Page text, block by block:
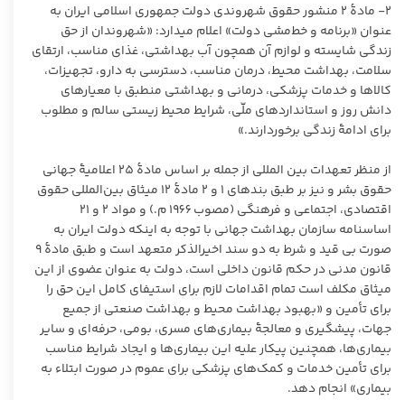
٢- مادۀ ٢ منشور حقوق شهروندی دولت جمهوری اسلامی ایران به
‏عنوان «برنامه و خط‌مشی دولت» اعلام می‏دارد: «شهروندان از حق
زندگی شایسته و لوازم آن همچون آب بهداشتی، غذای مناسب، ارتقای
سلامت، بهداشت محیط، درمان مناسب، دسترسی به دارو، تجهیزات،
کالاها و خدمات پزشکی، درمانی و بهداشتی منطبق با معیارهای
دانش روز و استانداردهای ملّی، شرایط محیط زیستی سالم و مطلوب
برای ادامۀ زندگی برخوردارند.»
از منظر تعهدات بین ‏المللی از جمله بر اساس مادۀ ٢٥ اعلامیۀ جهانی
حقوق بشر و نیز بر طبق بندهای ١ و ٢ مادۀ ١٢ میثاق بین‌المللی حقوق
اقتصادی، اجتماعی و فرهنگی (مصوب ١٩٦٦ م.) و مواد ٢ و ٢١
اساسنامه سازمان بهداشت جهانی با توجه به اینکه دولت ایران به‏
صورت بی ‏قید و شرط به دو سند اخیرالذکر متعهد است و طبق مادۀ ٩
قانون مدنی در حکم قانون داخلی است، دولت به‏ عنوان عضوی از این
میثاق مکلف است تمام اقدامات لازم برای استیفای کامل این حق را
برای تأمین و «بهبود بهداشت محیط و بهداشت صنعتی از جمیع
جهات، پیشگیری و معالجۀ بیماری‌های مسری، بومی، حرفه‌ای و سایر
بیماری‌ها، همچنین پیکار علیه این بیماری‌ها و ایجاد شرایط مناسب
برای تأمین خدمات و کمک‌های پزشکی برای عموم در صورت ابتلاء به
بیماری» انجام دهد.